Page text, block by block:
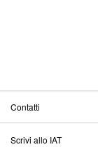
Contatti
Scrivi allo IAT